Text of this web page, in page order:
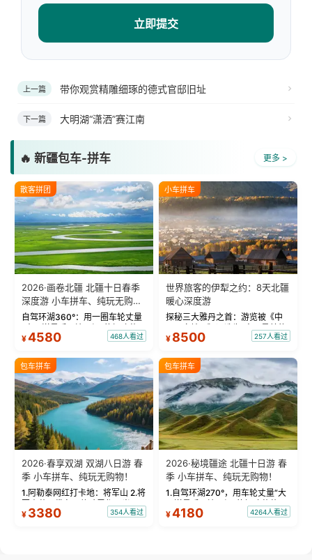
立即提交
上一篇 带你观赏精雕细琢的德式官邸旧址
下一篇 大明湖“潇洒”赛江南
🔥 新疆包车-拼车 更多 >
散客拼团
2026·画卷北疆 北疆十日春季
深度游 小车拼车、纯玩无购
物！
自驾环湖360°：用一圈车轮丈量
“大西洋最后一滴眼泪”的极致蔚
蓝。 赛湖旅拍：甄选多款风格服
绝美瞬间。 赛湖坦克300跟车视
频：专业摄影师...
¥4580 468人看过
小车拼车
世界旅客的伊犁之约：8天北疆
暖心深度游
探秘三大雅丹之首：游览被《中
国国家地理》评选为“中国最美的
三大雅丹”第一名的克拉玛依魔鬼
瓦人最大村落——禾木村，欣赏
晨雾与小木...
¥ 8500 257人看过
包车拼车
2026·春享双湖 双湖八日游 春
季 小车拼车、纯玩无购物！
1.阿勒泰网红打卡地：将军山 2.将
军山落日缆车，体验雪都风光 3.
将军山，夕阳派对，蹦迪party 4.
¥ 3380 354人看过
包车拼车
2026·秘境疆途 北疆十日游 春
季 小车拼车、纯玩无购物！
1.自驾环湖270°，用车轮丈量“大
西洋最后一滴眼泪”的极致蔚蓝，
让雪山、花海与深邃湖水在转弯
¥4180 4264人看过